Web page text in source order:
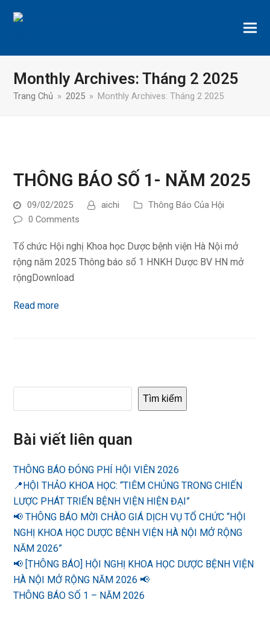
Monthly Archives: Tháng 2 2025
Trang Chủ » 2025 » Monthly Archives: Tháng 2 2025
THÔNG BÁO SỐ 1- NĂM 2025
09/02/2025 aichi
Thông Báo Của Hội
0 Comments
Tổ chức Hội nghị Khoa học Dược bệnh viện Hà Nội mở
rộng năm 2025 Thông báo số 1 HNKH Dược BV HN mở
rộngDownload
Read more
Tìm kiếm
Bài viết liên quan
THÔNG BÁO ĐÓNG PHÍ HỘI VIÊN 2026
📍HỘI THẢO KHOA HỌC: “TIÊM CHỦNG TRONG CHIẾN
LƯỢC PHÁT TRIỂN BỆNH VIỆN HIỆN ĐẠI”
📢 THÔNG BÁO MỜI CHÀO GIÁ DỊCH VỤ TỔ CHỨC “HỘI
NGHỊ KHOA HỌC DƯỢC BỆNH VIỆN HÀ NỘI MỞ RỘNG
NĂM 2026”
📢 [THÔNG BÁO] HỘI NGHỊ KHOA HỌC DƯỢC BỆNH VIỆN
HÀ NỘI MỞ RỘNG NĂM 2026 📢
THÔNG BÁO SỐ 1 – NĂM 2026